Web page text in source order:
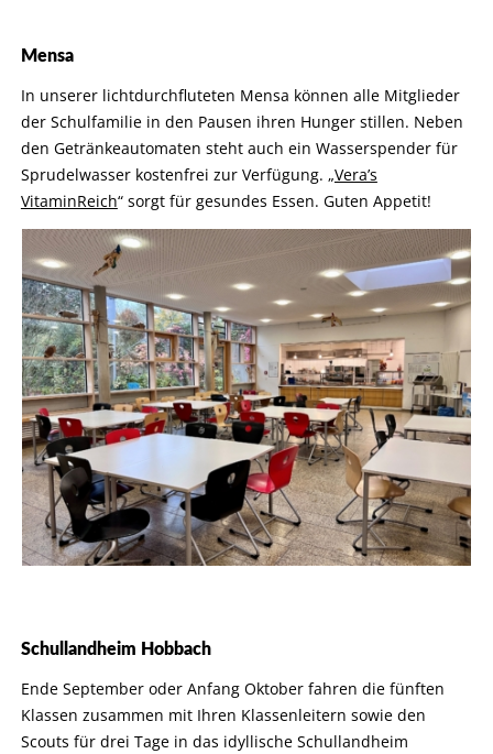
Mensa
In unserer lichtdurchfluteten Mensa können alle Mitglieder
der Schulfamilie in den Pausen ihren Hunger stillen. Neben
den Getränkeautomaten steht auch ein Wasserspender für
Sprudelwasser kostenfrei zur Verfügung. „Vera’s
VitaminReich“ sorgt für gesundes Essen. Guten Appetit!
Schullandheim Hobbach
Ende September oder Anfang Oktober fahren die fünften
Klassen zusammen mit Ihren Klassenleitern sowie den
Scouts für drei Tage in das idyllische Schullandheim